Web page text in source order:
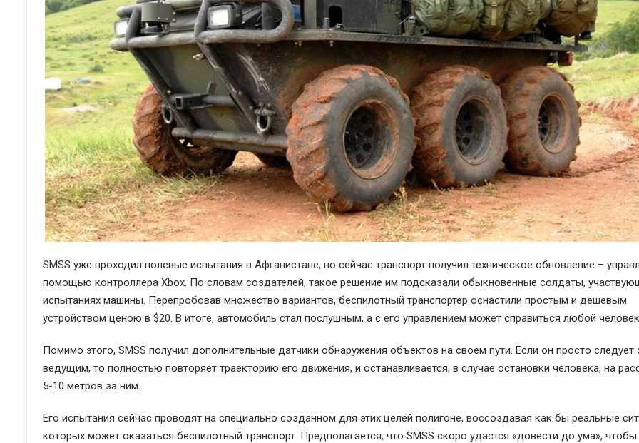
SMSS уже проходил полевые испытания в Афганистане, но сейчас транспорт получил техническое обновление –
помощью контроллера Xbox. По словам создателей, такое решение им подсказали обыкновенные солдаты,
испытаниях машины. Перепробовав множество вариантов, беспилотный транспортер оснастили простым и дешевым
устройством ценою в $20. В итоге, автомобиль стал послушным, а с его управлением может справиться любой
Помимо этого, SMSS получил дополнительные датчики обнаружения объектов на своем пути. Если он просто следует
ведущим, то полностью повторяет траекторию его движения, и останавливается, в случае остановки человека, на
5-10 метров за ним.
Его испытания сейчас проводят на специально созданном для этих целей полигоне, воссоздавая как бы реальные
которых может оказаться беспилотный транспорт. Предполагается, что SMSS скоро удастся «довести до ума», чтобы